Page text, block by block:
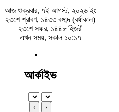
আজ শুক্রবার, ৭ই আগস্ট, ২০২৬ ইং
২৩শে শ্রাবণ, ১৪৩৩ বঙ্গাব্দ (বর্ষাকাল)
২৩শে সফর, ১৪৪৮ হিজরী
এখন সময়, সকাল ১০:১৭
আর্কাইভ
‹ ›